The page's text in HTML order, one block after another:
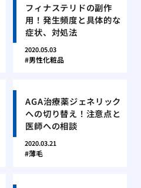
フィナステリドの副作
用！発生頻度と具体的な
症状、対処法
2020.05.03
男性化粧品
AGA治療薬ジェネリック
への切り替え！注意点と
医師への相談
2020.03.21
薄毛